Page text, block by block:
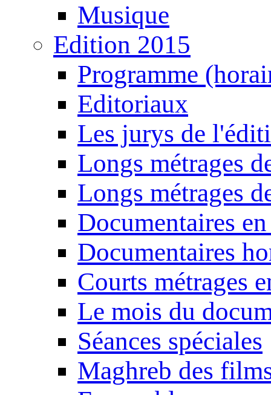
Musique
Edition 2015
Programme
Editoriaux
Les jurys de
Longs métrages
Longs métrages
Documentaires
Documentaires
Courts métrages
Le mois du
Séances spéciales
Maghreb des